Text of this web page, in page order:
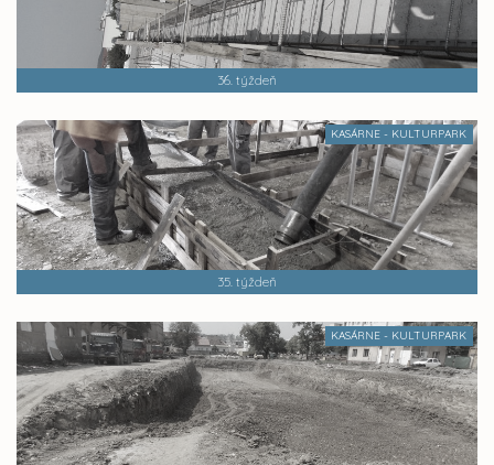
36. týždeň
KASÁRNE - KULTURPARK
35. týždeň
KASÁRNE - KULTURPARK